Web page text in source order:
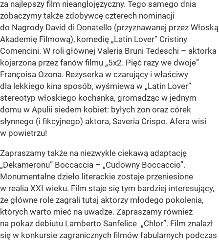
za najlepszy film nieanglojęzyczny. Tego samego dnia
zobaczymy także zdobywcę czterech nominacji
do Nagrody David di Donatello (przyznawanej przez Włoską
Akademię Filmową), komedię „Latin Lover” Cristiny
Comencini. W roli głównej Valeria Bruni Tedeschi – aktorka
kojarzona przez fanów filmu „5x2. Pięć razy we dwoje”
Françoisa Ozona. Reżyserka w czarujący i właściwy
dla lekkiego kina sposób, wyśmiewa w „Latin Lover”
stereotyp włoskiego kochanka, gromadząc w jednym
domu w Apulii siedem kobiet: byłych żon oraz córek
słynnego (i fikcyjnego) aktora, Saveria Crispo. Afera wisi
w powietrzu!
Zapraszamy także na niezwykle ciekawą adaptację
„Dekameronu” Boccaccia – „Cudowny Boccaccio”.
Monumentalne dzieło literackie zostaje przeniesione
w realia XXI wieku. Film staje się tym bardziej interesujący,
że główne role zagrali tutaj aktorzy młodego pokolenia,
których warto mieć na uwadze. Zapraszamy również
na pokaz debiutu Lamberto Sanfelice „Chlor”. Film znalazł
się w konkursie zagranicznych filmów fabularnych podczas